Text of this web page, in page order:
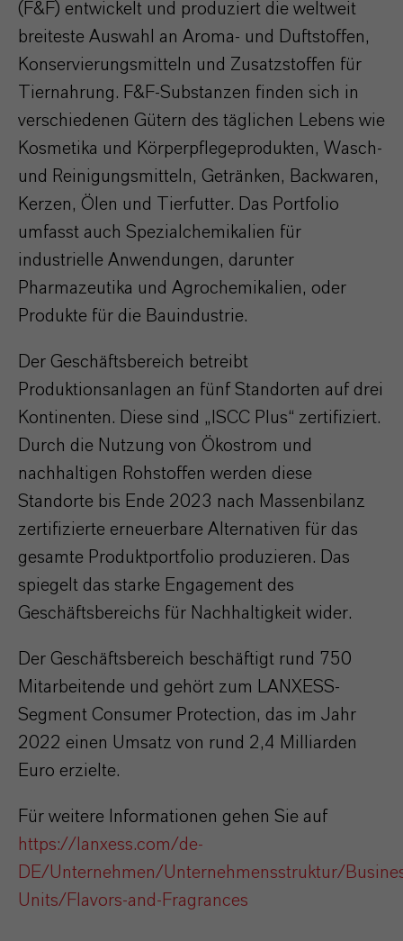
(F&F) entwickelt und produziert die weltweit
breiteste Auswahl an Aroma- und Duftstoffen,
Konservierungsmitteln und Zusatzstoffen für
Tiernahrung. F&F-Substanzen finden sich in
verschiedenen Gütern des täglichen Lebens wie
Kosmetika und Körperpflegeprodukten, Wasch-
und Reinigungsmitteln, Getränken, Backwaren,
Kerzen, Ölen und Tierfutter. Das Portfolio
umfasst auch Spezialchemikalien für
industrielle Anwendungen, darunter
Pharmazeutika und Agrochemikalien, oder
Produkte für die Bauindustrie.
Der Geschäftsbereich betreibt
Produktionsanlagen an fünf Standorten auf drei
Kontinenten. Diese sind „ISCC Plus“ zertifiziert.
Durch die Nutzung von Ökostrom und
nachhaltigen Rohstoffen werden diese
Standorte bis Ende 2023 nach Massenbilanz
zertifizierte erneuerbare Alternativen für das
gesamte Produktportfolio produzieren. Das
spiegelt das starke Engagement des
Geschäftsbereichs für Nachhaltigkeit wider.
Der Geschäftsbereich beschäftigt rund 750
Mitarbeitende und gehört zum LANXESS-
Segment Consumer Protection, das im Jahr
2022 einen Umsatz von rund 2,4 Milliarden
Euro erzielte.
Für weitere Informationen gehen Sie auf
https://lanxess.com/de-
DE/Unternehmen/Unternehmensstruktur/
Units/Flavors-and-Fragrances